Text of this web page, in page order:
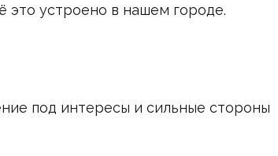
это устроено в нашем городе.
под интересы и сильные стороны